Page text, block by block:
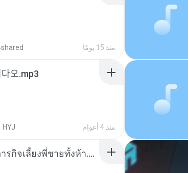
منذ 15 يومًا
HYJ منذ 4 أعوام
หนูน้อยสู้ชีวิตกับภารกิจเลี้ยงพี่ชายทั้งห้า.pdf